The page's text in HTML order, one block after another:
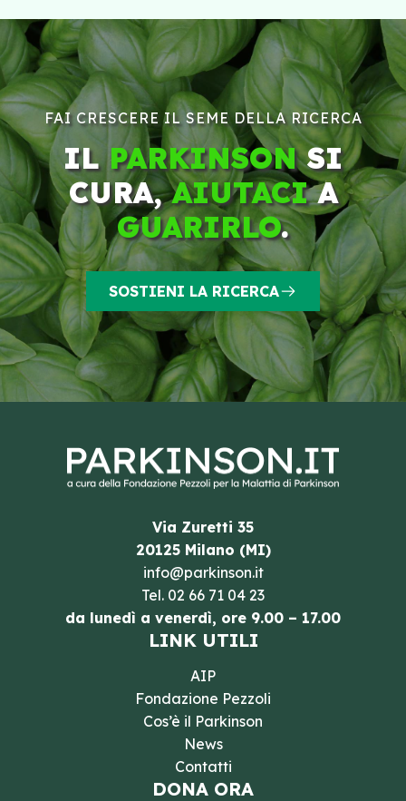
FAI CRESCERE IL SEME DELLA RICERCA
ILPARKINSONSI
CURA,AIUTACIA
GUARIRLO.
SOSTIENI LA RICERCA
Via Zuretti 35
20125 Milano (MI)
info@parkinson.it
Tel. 02 66 71 04 23
da lunedì a venerdì, ore 9.00 – 17.00
LINK UTILI
AIP
Fondazione Pezzoli
Cos’è il Parkinson
News
Contatti
DONA ORA